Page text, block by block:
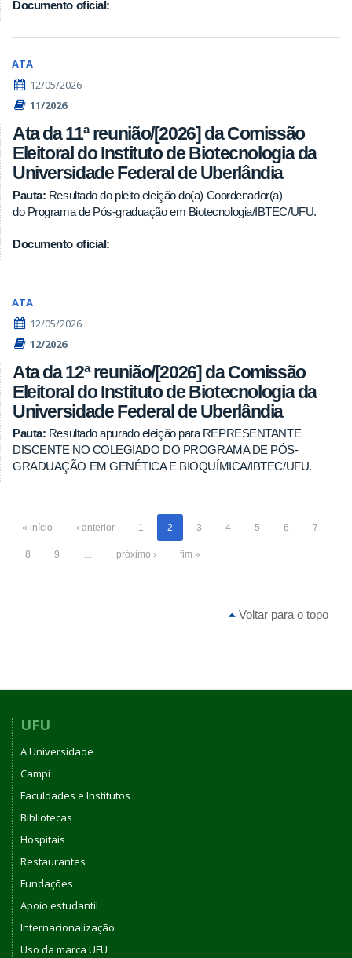
Documento oficial:
ATA
12/05/2026
11/2026
Ata da 11ª reunião/[2026] da Comissão
Eleitoral do Instituto de Biotecnologia da
Universidade Federal de Uberlândia
Pauta: Resultado do pleito eleição do(a) Coordenador(a)
do Programa de Pós-graduação em Biotecnologia/IBTEC/UFU.
Documento oficial:
ATA
12/05/2026
12/2026
Ata da 12ª reunião/[2026] da Comissão
Eleitoral do Instituto de Biotecnologia da
Universidade Federal de Uberlândia
Pauta: Resultado apurado eleição para REPRESENTANTE
DISCENTE NO COLEGIADO DO PROGRAMA DE PÓS-
GRADUAÇÃO EM GENÉTICA E BIOQUÍMICA/IBTEC/UFU.
« início ‹ anterior 1 2 3 4 5 6 7
8 9 … próximo › fim »
Voltar para o topo
UFU
A Universidade
Campi
Faculdades e Institutos
Bibliotecas
Hospitais
Restaurantes
Fundações
Apoio estudantil
Internacionalização
Uso da marca UFU